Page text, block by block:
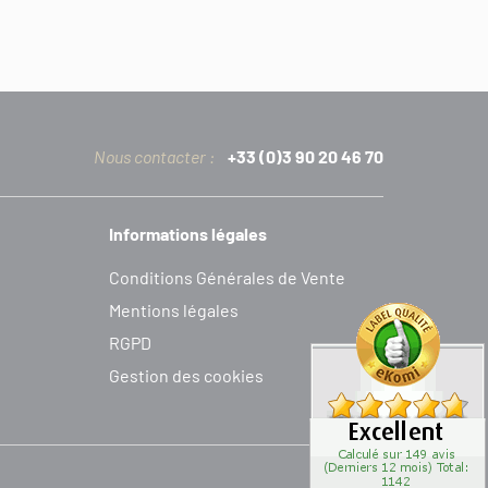
Nous contacter : +33 (0)3 90 20 46 70
Informations légales
Conditions Générales de Vente
Mentions légales
RGPD
Gestion des cookies